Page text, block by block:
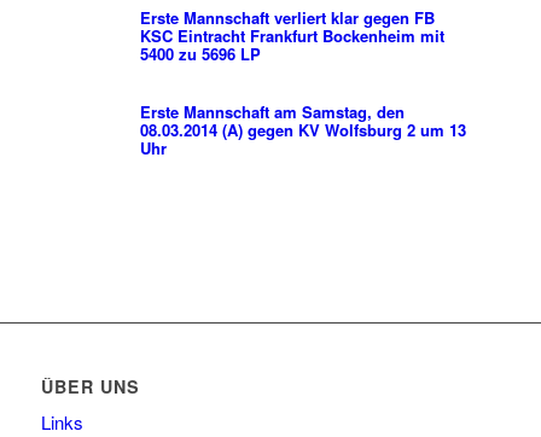
Erste Mannschaft verliert klar gegen FB
KSC Eintracht Frankfurt Bockenheim mit
5400 zu 5696 LP
Erste Mannschaft am Samstag, den
08.03.2014 (A) gegen KV Wolfsburg 2 um 13
Uhr
ÜBER UNS
Links